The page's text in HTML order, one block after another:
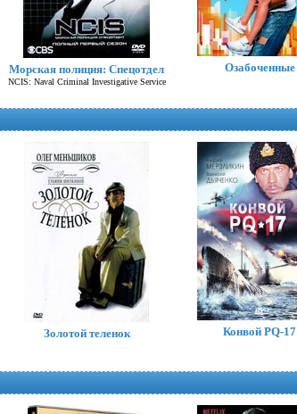
Морская полиция: Спецотдел
NCIS: Naval Criminal Investigative Service
Озабоченные
Особое мнение (сериал)
Золотой теленок Конвой PQ-17